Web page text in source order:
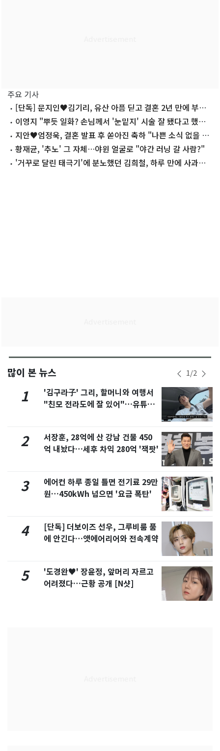
주요 기사
[단독] 문지인♥김기리, 유산 아픔 딛고 결혼 2년 만에 부모
됐다…7일 득남
이영지 "뿌듯 일화? 손님께서 '눈밑지' 시술 잘 됐다고 했을
때"지안♥엄정욱, 결혼 발표 후 쏟아진 축하 "나쁜 소식 없을 예
정"황재균, '추노' 그 자체…야윈 얼굴로 "야간 러닝 갈 사람?"
'거꾸로 달린 태극기'에 분노했던 김희철, 하루 만에 사과…
많이 본 뉴스 1/2
1
'김구라子' 그리, 할머니와 여행서
"친모 전라도에 잘 있어"…유튜브
2
서장훈, 28억에 산 강남 건물 450
억 내놨다…세후 차익 280억 '잭팟'
3
에어컨 하루 종일 틀면 전기료 29만
원…450kWh 넘으면 '요금 폭탄'
4
[단독] 더보이즈 선우, 그루비룸 품
에 안긴다…앳에어리어와 전속계약
5
'도경완♥' 장윤정, 앞머리 자르고
어려졌다…근황 공개 [N샷]